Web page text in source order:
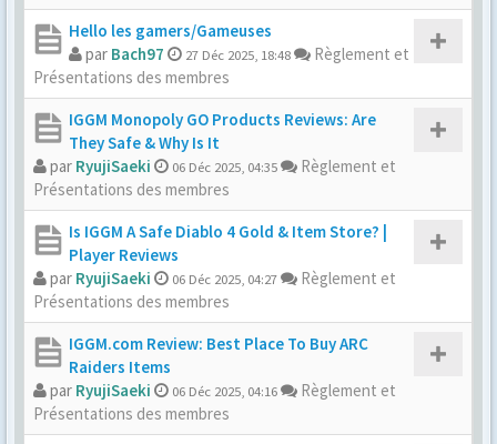
Hello les gamers/Gameuses
par Bach97 27 Déc 2025, 18:48
Règlement et
Présentations des membres
IGGM Monopoly GO Products Reviews: Are
They Safe & Why Is It
par RyujiSaeki 06 Déc 2025, 04:35
Règlement et
Présentations des membres
Is IGGM A Safe Diablo 4 Gold & Item Store? |
Player Reviews
par RyujiSaeki 06 Déc 2025, 04:27
Règlement et
Présentations des membres
IGGM.com Review: Best Place To Buy ARC
Raiders Items
par RyujiSaeki 06 Déc 2025, 04:16
Règlement et
Présentations des membres